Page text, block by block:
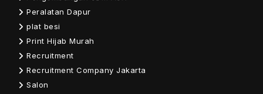
Peralatan Dapur
plat besi
Print Hijab Murah
Recruitment
Recruitment Company Jakarta
Salon